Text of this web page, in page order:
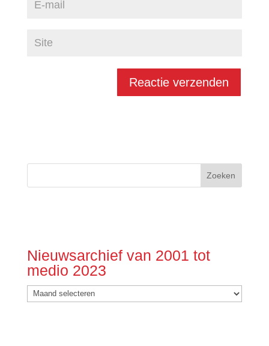
Nieuwsarchief van 2001 tot
medio 2023
Nieuwsarchief
van